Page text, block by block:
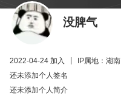
没脾气
2022-04-24 加入
IP属地：湖南
还未添加个人签名
还未添加个人简介